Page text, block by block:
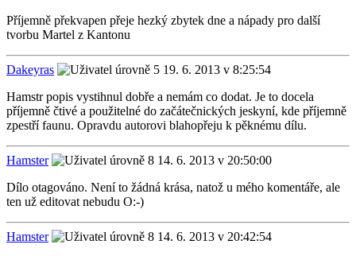
Příjemně překvapen přeje hezký zbytek dne a nápady pro další
tvorbu Martel z Kantonu
Dakeyras
19. 6. 2013 v 8:25:54
Hamstr popis vystihnul dobře a nemám co dodat. Je to docela
příjemně čtivé a použitelné do začátečnických jeskyní, kde příjemně
zpestří faunu. Opravdu autorovi blahopřeju k pěknému dílu.
Hamster
14. 6. 2013 v 20:50:00
Dílo otagováno. Není to žádná krása, natož u mého komentáře, ale
ten už editovat nebudu O:-)
Hamster
14. 6. 2013 v 20:42:54